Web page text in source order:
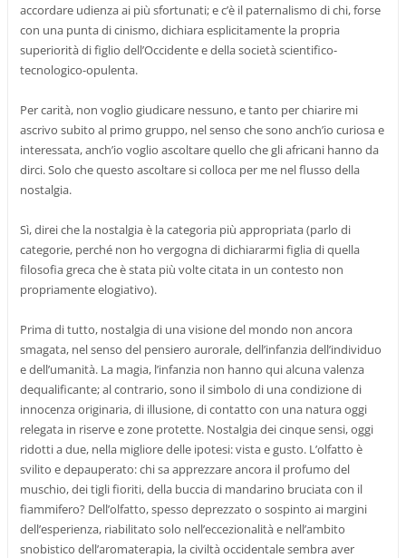
accordare udienza ai più sfortunati; e c’è il paternalismo di chi, forse
con una punta di cinismo, dichiara esplicitamente la propria
superiorità di figlio dell’Occidente e della società scientifico-
tecnologico-opulenta.
Per carità, non voglio giudicare nessuno, e tanto per chiarire mi
ascrivo subito al primo gruppo, nel senso che sono anch’io curiosa e
interessata, anch’io voglio ascoltare quello che gli africani hanno da
dirci. Solo che questo ascoltare si colloca per me nel flusso della
nostalgia.
Sì, direi che la nostalgia è la categoria più appropriata (parlo di
categorie, perché non ho vergogna di dichiararmi figlia di quella
filosofia greca che è stata più volte citata in un contesto non
propriamente elogiativo).
Prima di tutto, nostalgia di una visione del mondo non ancora
smagata, nel senso del pensiero aurorale, dell’infanzia dell’individuo
e dell’umanità. La magia, l’infanzia non hanno qui alcuna valenza
dequalificante; al contrario, sono il simbolo di una condizione di
innocenza originaria, di illusione, di contatto con una natura oggi
relegata in riserve e zone protette. Nostalgia dei cinque sensi, oggi
ridotti a due, nella migliore delle ipotesi: vista e gusto. L’olfatto è
svilito e depauperato: chi sa apprezzare ancora il profumo del
muschio, dei tigli fioriti, della buccia di mandarino bruciata con il
fiammifero? Dell’olfatto, spesso deprezzato o sospinto ai margini
dell’esperienza, riabilitato solo nell’eccezionalità e nell’ambito
snobistico dell’aromaterapia, la civiltà occidentale sembra aver